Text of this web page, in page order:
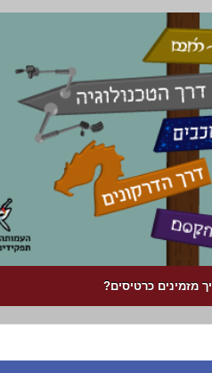
מזמינים כרטיסים?